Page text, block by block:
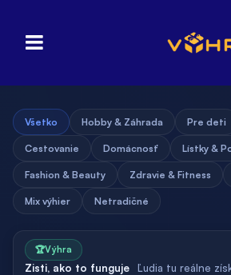
Všetko Hobby & Záhrada Pre deti
Cestovanie Domácnosť Lístky &
Fashion & Beauty Zdravie & Fitness
Mix výhier Netradičné
🏆Výhra
Zisti, ako to funguje
Ľudia tu reálne